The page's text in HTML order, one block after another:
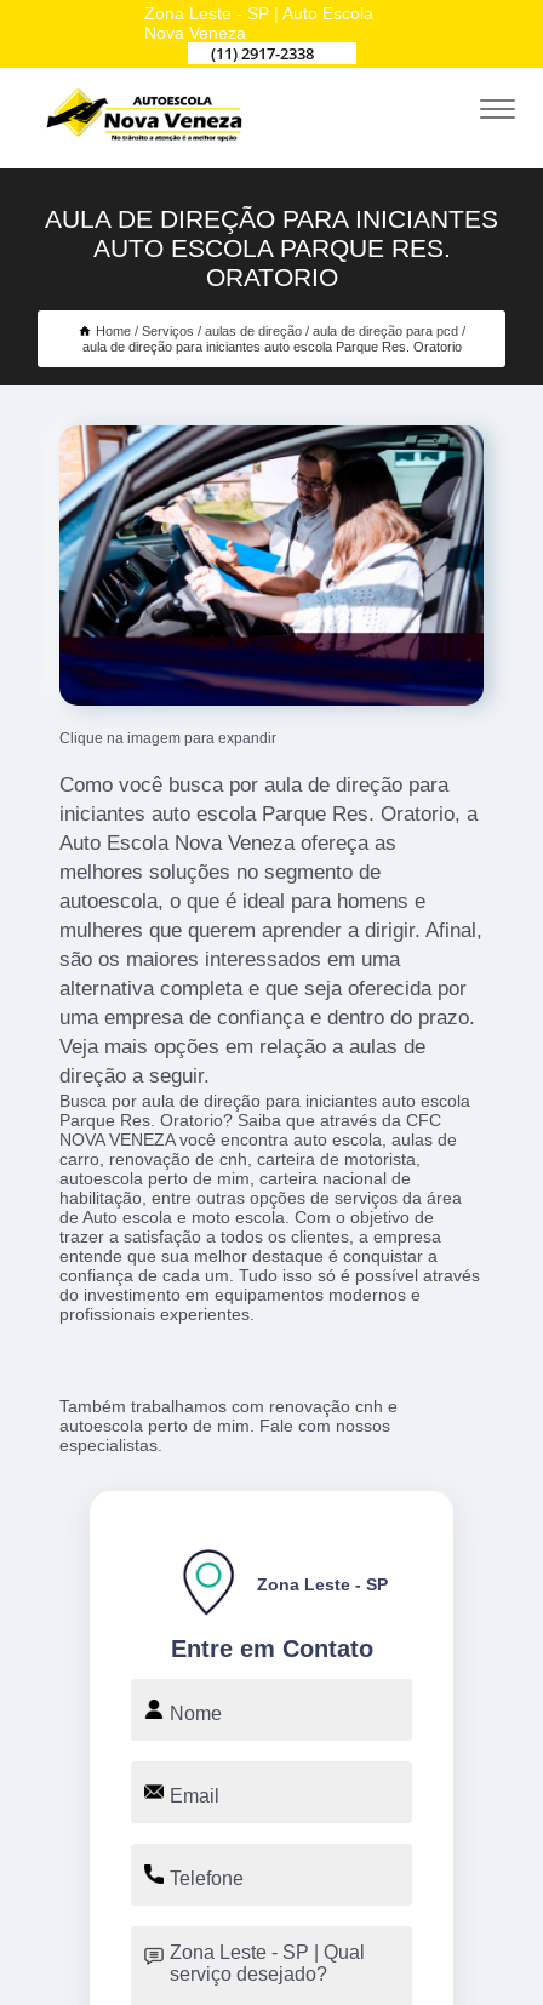
Zona Leste - SP | Auto Escola
Nova Veneza
(11) 2917-2338
AULA DE DIREÇÃO PARA INICIANTES
AUTO ESCOLA PARQUE RES.
ORATORIO
Home Serviços aulas de direção
aula de direção para pcd
aula de direção para iniciantes auto escola Parque Res. Oratorio
Clique na imagem para expandir
Como você busca por aula de direção para
iniciantes auto escola Parque Res. Oratorio, a
Auto Escola Nova Veneza ofereça as
melhores soluções no segmento de
autoescola, o que é ideal para homens e
mulheres que querem aprender a dirigir. Afinal,
são os maiores interessados em uma
alternativa completa e que seja oferecida por
uma empresa de confiança e dentro do prazo.
Veja mais opções em relação a aulas de
direção a seguir.
Busca por aula de direção para iniciantes auto escola
Parque Res. Oratorio? Saiba que através da CFC
NOVA VENEZA você encontra auto escola, aulas de
carro, renovação de cnh, carteira de motorista,
autoescola perto de mim, carteira nacional de
habilitação, entre outras opções de serviços da área
de Auto escola e moto escola. Com o objetivo de
trazer a satisfação a todos os clientes, a empresa
entende que sua melhor destaque é conquistar a
confiança de cada um. Tudo isso só é possível através
do investimento em equipamentos modernos e
profissionais experientes.
Também trabalhamos com renovação cnh e
autoescola perto de mim. Fale com nossos
especialistas.
Entre em Contato
Zona Leste - SP